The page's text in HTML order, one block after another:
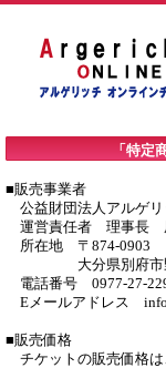
「特定
■販売事業者
公益財団法人アルゲリ
運営責任者　理事長　
所在地　〒874-0903
大分県別府市野
電話番号　0977-27-
Eメールアドレス　
■販売価格
チケットの販売価格は